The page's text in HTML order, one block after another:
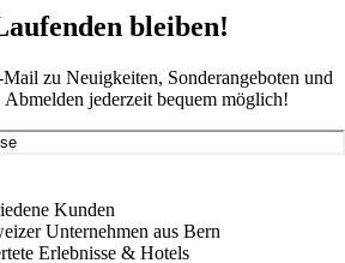
bleiben!
zu Neuigkeiten, Sonderangeboten und
jederzeit bequem möglich!
Kunden
Unternehmen aus Bern
Erlebnisse & Hotels